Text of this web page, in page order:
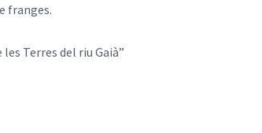
franges.
Terres del riu Gaià”